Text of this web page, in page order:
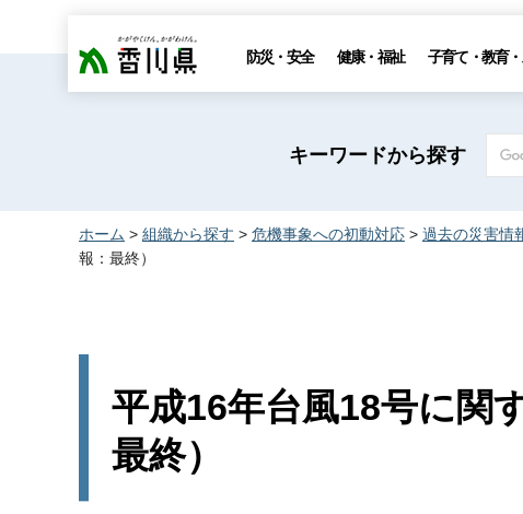
香川県 防災・安全 健康・福祉 子育て・教育
キーワードから探す
ホーム > 組織から探す > 危機事象への初動対応 > 過去の災害情
報：最終）
平成16年台風18号に関
最終）